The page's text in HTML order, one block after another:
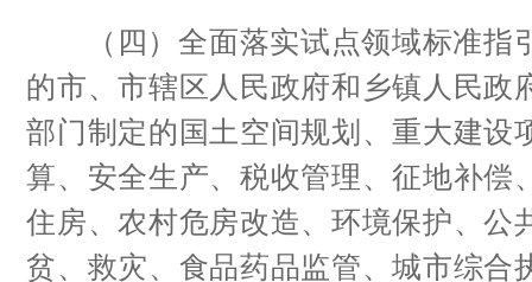
（四）全面落实试点领域标准指
的市、市辖区人民政府和乡镇人民政
部门制定的国土空间规划、重大建设
算、安全生产、税收管理、征地补偿
住房、农村危房改造、环境保护、公
贫、救灾、食品药品监管、城市综合